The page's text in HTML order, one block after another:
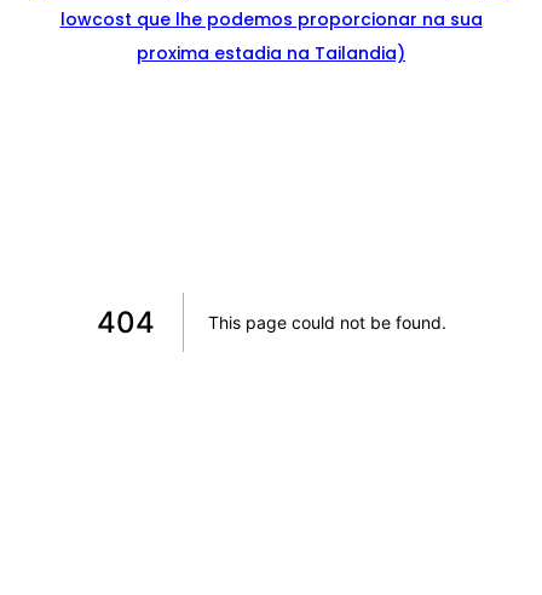
lowcost que lhe podemos proporcionar na sua
proxima estadia na Tailandia)